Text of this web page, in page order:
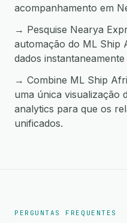
acompanhamento em
→ Pesquise Nearya
automação do ML Ship
dados
→ Combine ML Ship
uma única visualização
analytics para que os
unificados.
PERGUNTAS FREQUENTES